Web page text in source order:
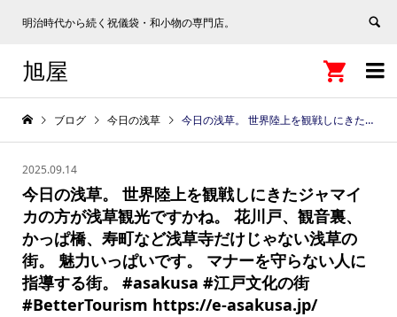
明治時代から続く祝儀袋・和小物の専門店。

旭屋 
ブログ 今日の浅草 今日の浅草。 世界陸上を観戦しにきたジャマイカの方が浅草観光ですかね。 花川戸、観音裏、かっぱ橋、寿町など浅草寺だけじゃない浅草の街。 魅力いっぱいです。 マナーを守らない人に指導する街。 #asakusa #江戸文化の街 #BetterTourism https://e-asakusa.jp/
2025.09.14
今日の浅草。 世界陸上を観戦しにきたジャマイ
カの方が浅草観光ですかね。 花川戸、観音裏、
かっぱ橋、寿町など浅草寺だけじゃない浅草の
街。 魅力いっぱいです。 マナーを守らない人に
指導する街。 #asakusa #江戸文化の街
#BetterTourism https://e-asakusa.jp/